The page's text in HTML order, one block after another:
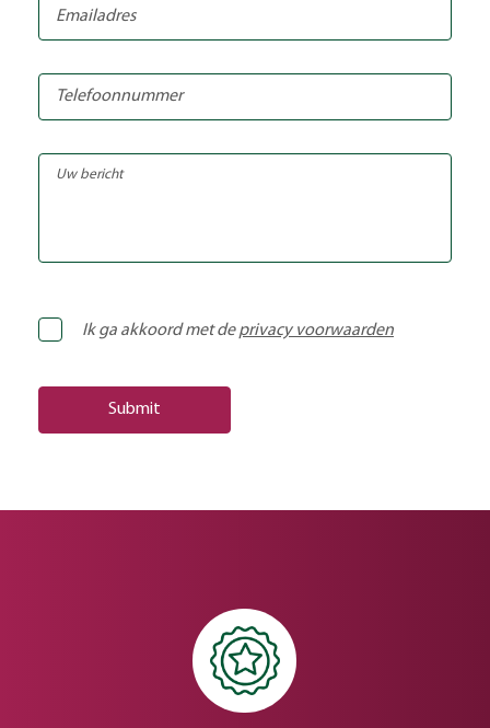
Ik ga akkoord met deprivacy voorwaarden